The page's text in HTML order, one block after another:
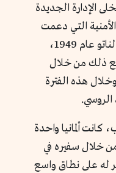
الإدارة الجديدة
التي دعمت
استقرار أوروبا منذ تأسيس حلف الناتو عام 1949،
ذلك من خلال
هذه الفترة
الروسي.
كانت ألمانيا واحدة
خلال سفيره في
له على نطاق واسع